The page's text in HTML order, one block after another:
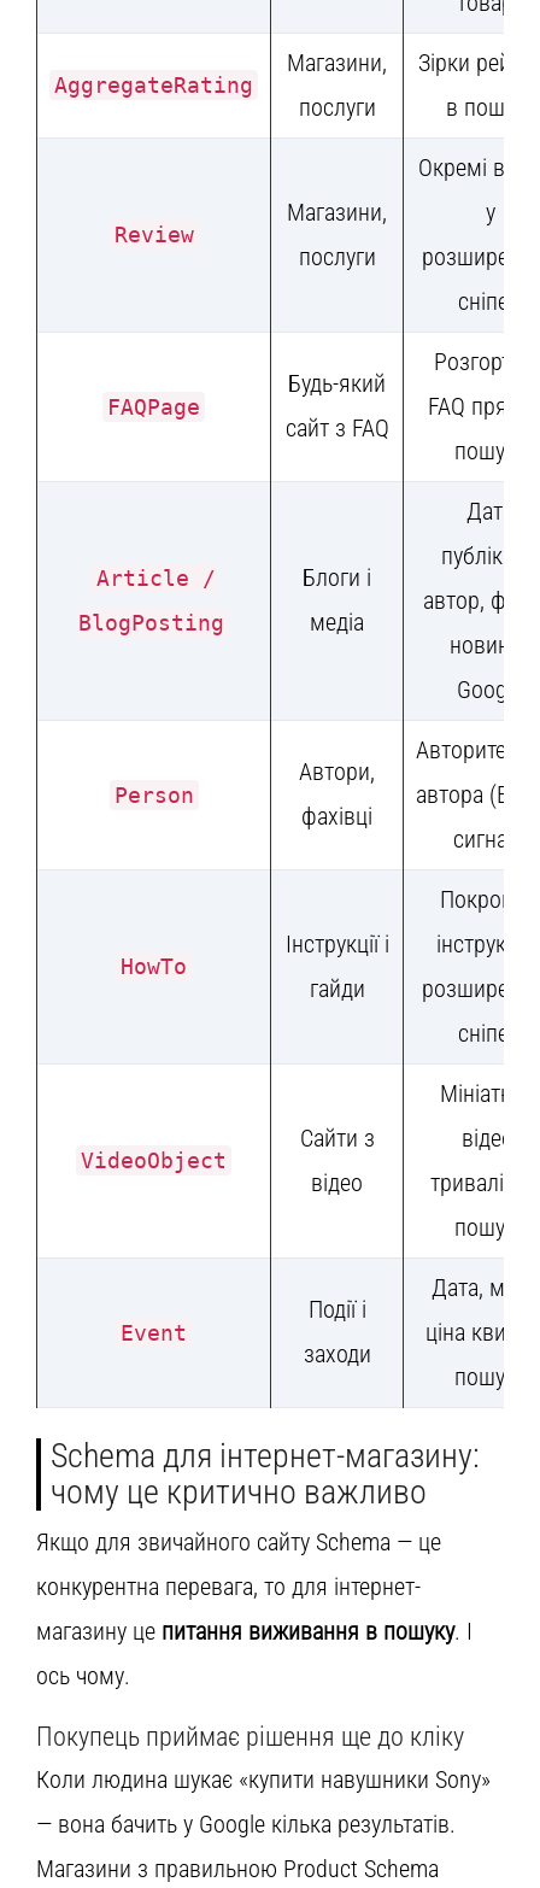
AggregateRating
Магазини,
послуги
Зірки
в пошуку
Review
Магазини,
послуги
Окремі
у
сніпеті
FAQPage
Будь-який
сайт з FAQ
FAQ
пошуку
Article /
BlogPosting
Блоги і
медіа
Дата
публікації,
автор,
новинах
Google
Person
Автори,
фахівці
автора (E-E-
сигнал)
HowTo
Інструкції і
гайди
Покрокові
інструкції
сніпеті
VideoObject
Сайти з
відео
Мініатюра
відео,
тривалість
пошуку
Event
Події і
заходи
Дата,
ціна
пошуку
Schema для інтернет-магазину:
чому це критично важливо
Якщо для звичайного сайту Schema — це
конкурентна перевага, то для інтернет-
магазину це питання виживання в пошуку. І
ось чому.
Покупець приймає рішення ще до кліку
Коли людина шукає «купити навушники Sony»
— вона бачить у Google кілька результатів.
Магазини з правильною Product Schema